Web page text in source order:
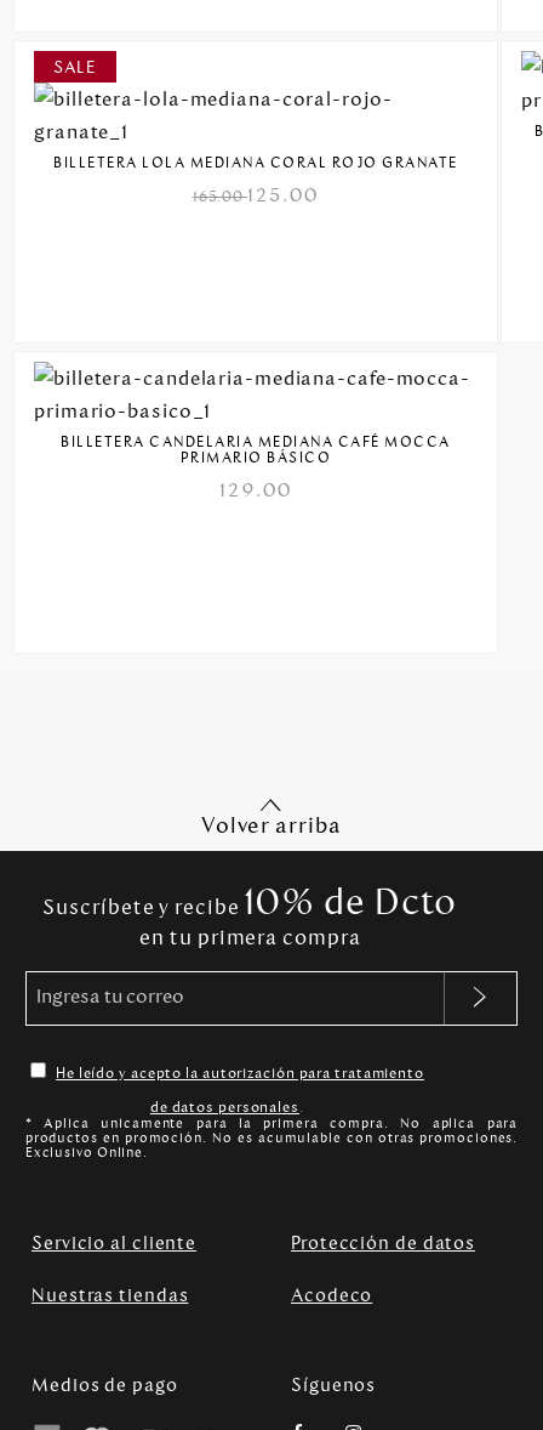
BILLETERA LOLA MEDIANA CORAL ROJO GRANATE
165.00125.00
BILLETERA CANDELARIA MEDIANA CAFÉ MOCCA
PRIMARIO BÁSICO
129.00
Volver arriba
Suscríbete y recibe 10% de Dcto
en tu primera compra
He leído y acepto la autorización para tratamiento
de datos personales.
* Aplica unicamente para la primera compra. No aplica para
productos en promoción. No es acumulable con otras promociones.
Exclusivo Online.
Servicio al cliente Protección de datos
Nuestras tiendas Acodeco
Medios de pago Síguenos